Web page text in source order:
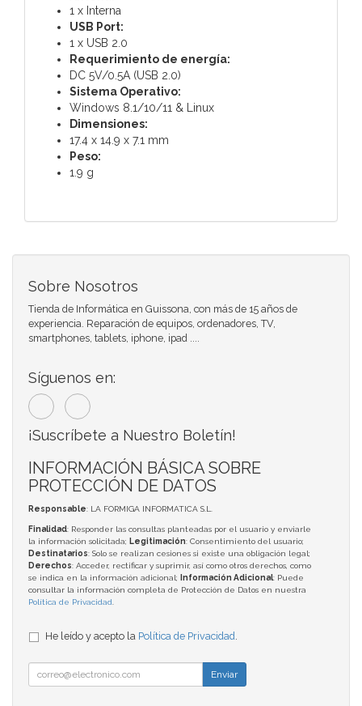
1 x Interna
USB Port:
1 x USB 2.0
Requerimiento de energía:
DC 5V/0.5A (USB 2.0)
Sistema Operativo:
Windows 8.1/10/11 & Linux
Dimensiones:
17.4 x 14.9 x 7.1 mm
Peso:
1.9 g
Sobre Nosotros
Tienda de Informática en Guissona, con más de 15 años de
experiencia. Reparación de equipos, ordenadores, TV,
smartphones, tablets, iphone, ipad ....
Síguenos en:
¡Suscríbete a Nuestro Boletín!
INFORMACIÓN BÁSICA SOBRE
PROTECCIÓN DE DATOS
Responsable: LA FORMIGA INFORMATICA S.L.
Finalidad: Responder las consultas planteadas por el usuario y enviarle
la información solicitada; Legitimación: Consentimiento del usuario;
Destinatarios: Solo se realizan cesiones si existe una obligación legal;
Derechos: Acceder, rectificar y suprimir, así como otros derechos, como
se indica en la información adicional;
Información Adicional: Puede
consultar la información completa de Protección de Datos en nuestra
Política de Privacidad
He leído y acepto la Política de Privacidad
Enviar